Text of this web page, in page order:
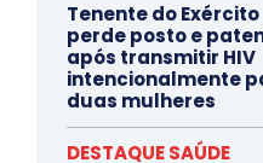
Tenente do Exército
perde posto e
após transmitir HIV
intencionalmente
duas mulheres
DESTAQUE SAÚDE